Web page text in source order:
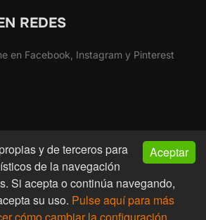
Aceptar
y de terceros para
de la navegación
Si acepta o continúa navegando,
su uso. Pulse aquí para más
REDES
en Facebook, Instagram y Pinterest
Martín Nieto · Morón de la Frontera
(Sevilla)
Theme por WPZOOM